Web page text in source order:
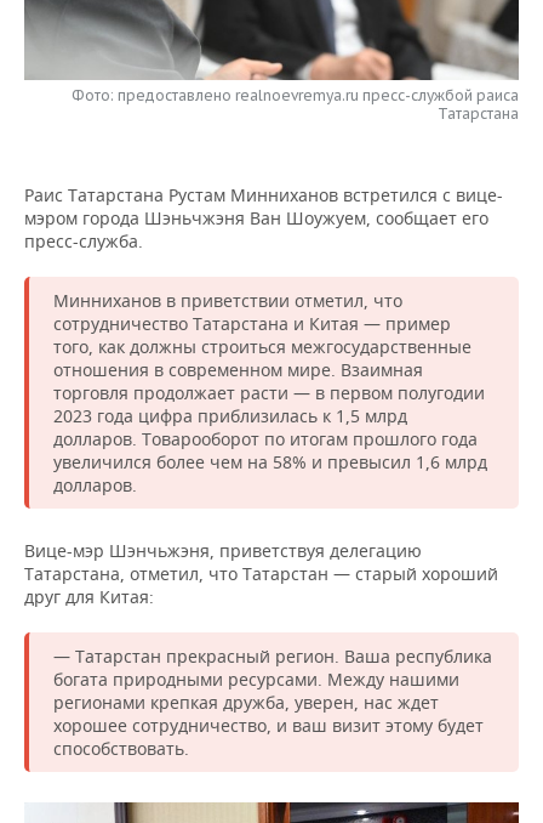
НЕФТЕХИМИЯ
РОЗНИЧНАЯ ТОРГОВЛЯ
ТРАНСПОРТ
НОВОСТИ ТЕХНОЛОГИЙ
ТЕЛЕКОММУНИКАЦИИ
МЕРОПРИЯТИЯ
НОВОСТИ МЕРОПРИЯТИЙ
БИЗНЕС-БРАНЧИ
ОТКРЫТАЯ ЛЕКЦИЯ
СПОРТ
ФУТБОЛ
БАСКЕТБОЛ
ВОЛЕЙБОЛ
КИБЕРСПОРТ
ФИГУРНОЕ КАТАНИЕ
ВОДНЫЕ ВИДЫ СПОРТА
ХОККЕЙ С МЯЧОМ
НОВОСТИ ОБЩЕСТВА
ИНФРАСТРУКТУРА
ИСТОРИЯ
КУЛЬТУРА
МЕДИЦИНА
ОБРАЗОВАНИЕ
ПРОИСШЕСТВИЯ
ФОТОГАЛЕРЕЯ
СПРАВОЧНИК
СПИСОК ПЕРСОН
СПИСОК КОМПАНИЙ
ПОЛНАЯ ВЕРСИЯ
Фото: предоставлено realnoevremya.ru пресс-службой раиса
Татарстана
Раис Татарстана Рустам Минниханов встретился с вице-
мэром города Шэньчжэня Ван Шоужуем, сообщает его
пресс-служба.
Минниханов в приветствии отметил, что
сотрудничество Татарстана и Китая — пример
того, как должны строиться межгосударственные
отношения в современном мире. Взаимная
торговля продолжает расти — в первом полугодии
2023 года цифра приблизилась к 1,5 млрд
долларов. Товарооборот по итогам прошлого года
увеличился более чем на 58% и превысил 1,6 млрд
долларов.
Вице-мэр Шэнчьжэня, приветствуя делегацию
Татарстана, отметил, что Татарстан — старый хороший
друг для Китая:
— Татарстан прекрасный регион. Ваша республика
богата природными ресурсами. Между нашими
регионами крепкая дружба, уверен, нас ждет
хорошее сотрудничество, и ваш визит этому будет
способствовать.